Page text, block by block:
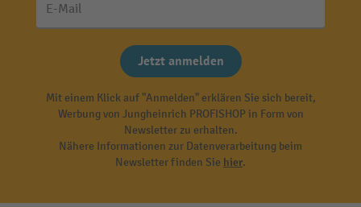
E-Mail
Jetzt anmelden
Mit einem Klick auf "Anmelden" erklären Sie sich bereit,
Werbung von Jungheinrich PROFISHOP in Form von
Newsletter zu erhalten.
Nähere Informationen zur Datenverarbeitung beim
Newsletter finden Sie hier.